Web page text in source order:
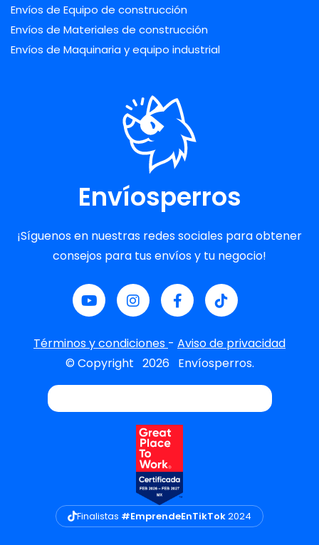
Envíos de Equipo de construcción
Envíos de Materiales de construcción
Envíos de Maquinaria y equipo industrial
Envíosperros
¡Síguenos en nuestras redes sociales para obtener
consejos para tus envíos y tu negocio!
Términos y condiciones - Aviso de privacidad
© Copyright 2026 Envíosperros.
Finalistas #EmprendeEnTikTok2024